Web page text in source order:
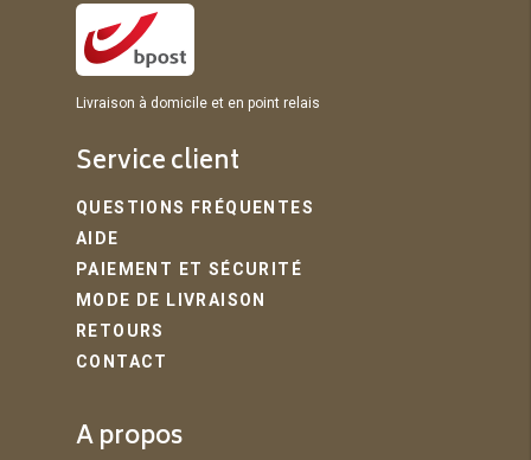
Livraison à domicile et en point relais
Service client
QUESTIONS FRÉQUENTES
AIDE
PAIEMENT ET SÉCURITÉ
MODE DE LIVRAISON
RETOURS
CONTACT
A propos